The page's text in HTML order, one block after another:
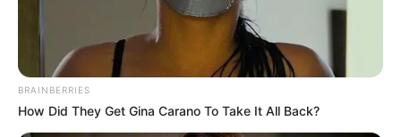
BRAINBERRIES
How Did They Get Gina Carano To Take It All Back?